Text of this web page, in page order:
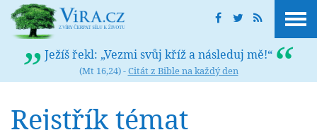
Ježíš řekl: „Vezmi svůj kříž a následuj mě!“
(Mt 16,24) -Citát z Bible na každý den
Rejstřík témat